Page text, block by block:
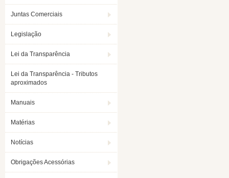
Juntas Comerciais
Legislação
Lei da Transparência
Lei da Transparência - Tributos
aproximados
Manuais
Matérias
Notícias
Obrigações Acessórias